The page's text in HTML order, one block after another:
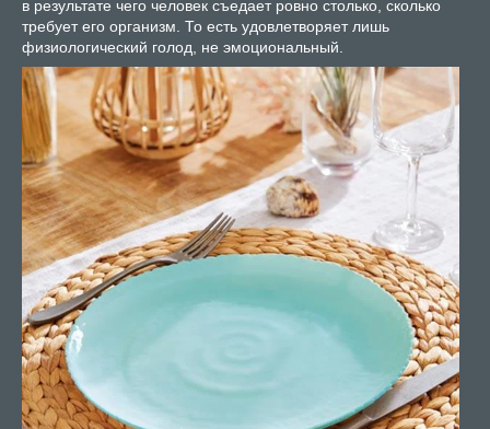
в результате чего человек съедает ровно столько, сколько
требует его организм. То есть удовлетворяет лишь
физиологический голод, не эмоциональный.